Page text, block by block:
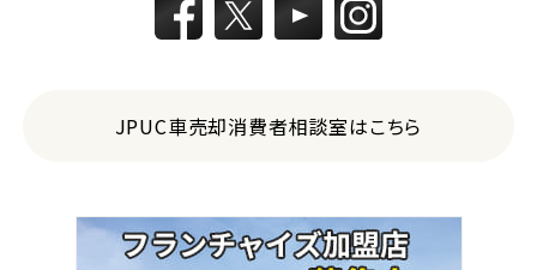
JPUC車売却消費者相談室はこちら